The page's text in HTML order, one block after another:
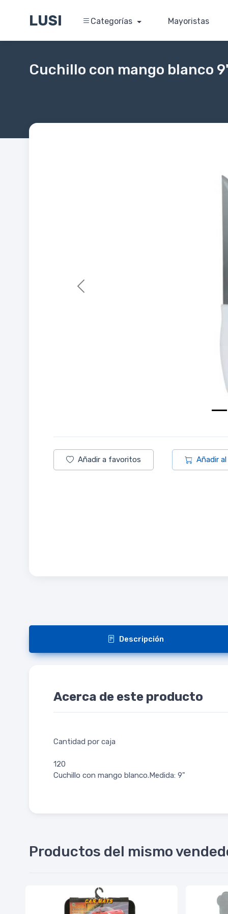
LUSI Categorías Mayoristas
Cuchillo con mango blanco
Previous
Añadir a favoritos Añadir
Descripción
Acerca de este producto
Cantidad por caja
120
Cuchillo con mango blanco.Medida: 9"
Productos del mismo